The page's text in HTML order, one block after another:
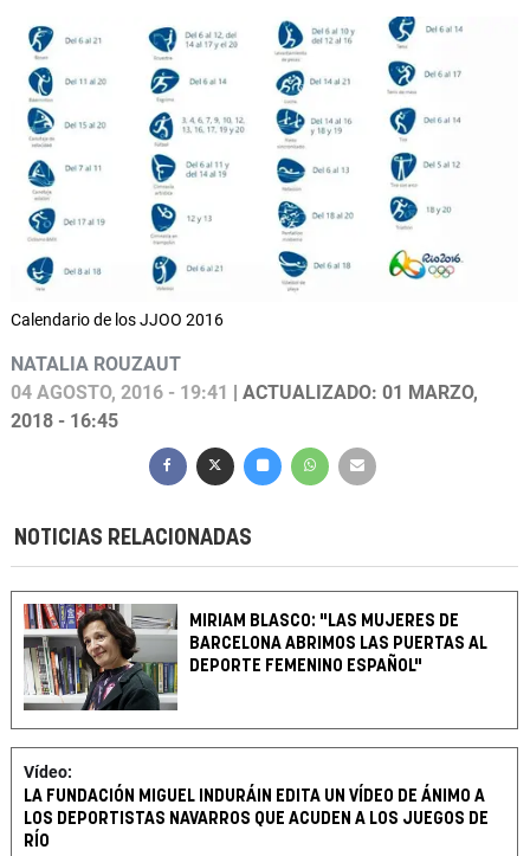
Calendario de los JJOO 2016
NATALIA ROUZAUT
04 AGOSTO, 2016 - 19:41
| ACTUALIZADO: 01 MARZO,
2018 - 16:45
NOTICIAS RELACIONADAS
MIRIAM BLASCO: "LAS MUJERES DE
BARCELONA ABRIMOS LAS PUERTAS AL
DEPORTE FEMENINO ESPAÑOL"
Vídeo:
LA FUNDACIÓN MIGUEL INDURÁIN EDITA UN VÍDEO DE ÁNIMO A
LOS DEPORTISTAS NAVARROS QUE ACUDEN A LOS JUEGOS DE
RÍO